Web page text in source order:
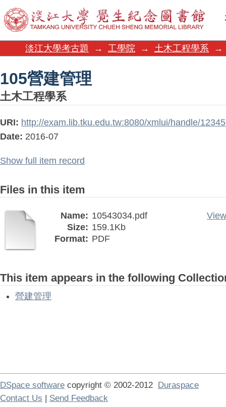
105營建管理
淡江大學考古題 → 工學院 → 土木工程學系 →
105營建管理
土木工程學系
URI: http://exam.lib.tku.edu.tw:8080/xmlui/handle/
Date: 2016-07
Show full item record
Files in this item
Name: 10543034.pdf
Size: 159.1Kb
Format: PDF
This item appears in the following
營建管理
DSpace software copyright © 2002-2012 Duraspace
Contact Us | Send Feedback